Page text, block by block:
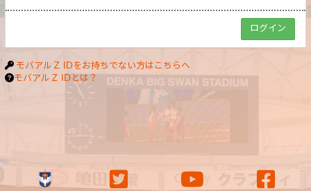
モバアルＺ IDをお持ちでない方はこちらへ
モバアルＺ IDとは？